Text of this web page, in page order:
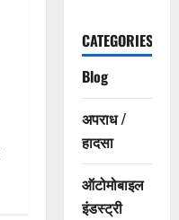
CATEGORIES
Blog
अपराध /
हादसा
ऑटोमोबाइल
इंडस्ट्री